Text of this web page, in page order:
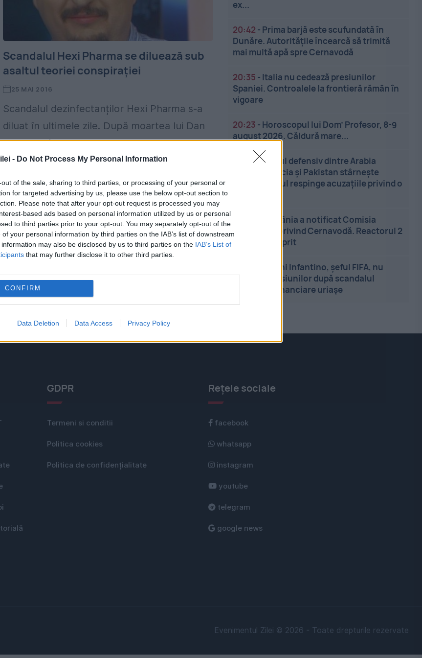
- Do Not Process My Personal Information
of the sale, sharing to third parties, or processing of your personal or
for targeted advertising by us, please use the below opt-out section to
Please note that after your opt-out request is processed you may
based ads based on personal information utilized by us or personal
to third parties prior to your opt-out. You may separately opt-out of the
your personal information by third parties on the IAB’s list of downstream
may also be disclosed by us to third parties on the IAB’s List of
that may further disclose it to other third parties.
CONFIRM
Data Deletion Data Access Privacy Policy
Scandalul Hexi Pharma se diluează sub
asaltul teoriei conspirației
25 MAI 2016
Scandalul dezinfectanților Hexi Pharma s-a
diluat în ultimele zile. După moartea lui Dan
Condrea, în deja celebrul accident de
mașină, considerat de foarte mulți suspect,
dezbaterea a alunecat în teoria...
ex...
20:42 - Prima barjă este scufundată în
Dunăre. Autoritățile încearcă să trimită
mai multă apă spre Cernavodă
20:35 - Italia nu cedează presiunilor
Spaniei. Controalele la frontieră rămân în
vigoare
20:23 - Horoscopul lui Dom’ Profesor, 8-9
august 2026. Căldură mare...
20:15-Pactul defensiv dintre Arabia
Saudită, Turcia și Pakistan stârnește
reacții. Riadul respinge acuzațiile privind o
România a notificat Comisia
Europeană privind Cernavodă. Reactorul 2
riscă să fie oprit
Gianni Infantino, șeful FIFA, nu
cedează presiunilor după scandalul
planurilor financiare uriașe
GDPR
Termeni si conditii
Politica cookies
Politica de confidențialitate
Rețele sociale
facebook
whatsapp
instagram
youtube
telegram
google news
Evenimentul Zilei © 2026 - Toate drepturile rezervate